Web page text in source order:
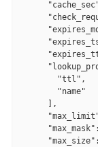
        "ttl",
        "name"
      ],